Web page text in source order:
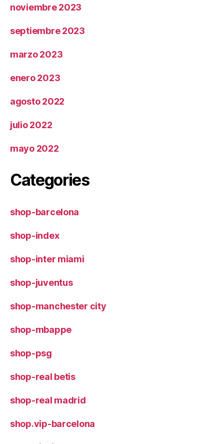
noviembre 2023
septiembre 2023
marzo 2023
enero 2023
agosto 2022
julio 2022
mayo 2022
Categories
shop-barcelona
shop-index
shop-inter miami
shop-juventus
shop-manchester city
shop-mbappe
shop-psg
shop-real betis
shop-real madrid
shop.vip-barcelona